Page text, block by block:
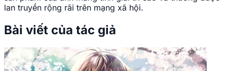
lan truyền rộng rãi trên mạng xã hội.
Bài viết của tác giả